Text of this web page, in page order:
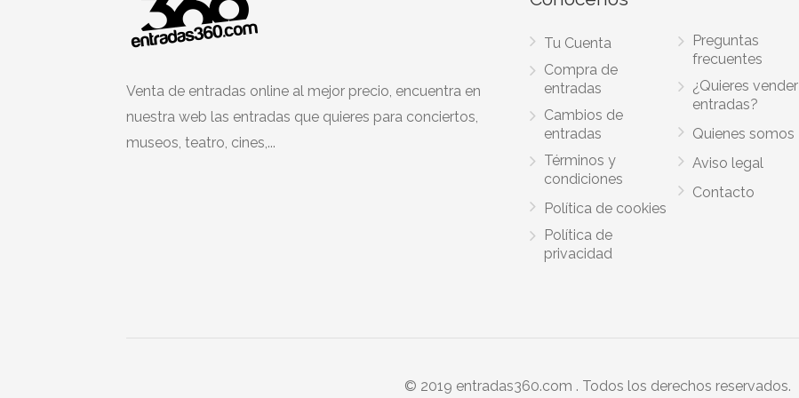
Venta de entradas online al mejor precio, encuentra en
nuestra web las entradas que quieres para conciertos,
museos, teatro, cines,...
Tu Cuenta
Compra de
entradas
Cambios de
entradas
Términos y
condiciones
Política de cookies
Política de
privacidad
Preguntas
frecuentes
¿Quieres vender
entradas?
Quienes somos
Aviso legal
Contacto
© 2019 entradas360.com . Todos los derechos reservados.